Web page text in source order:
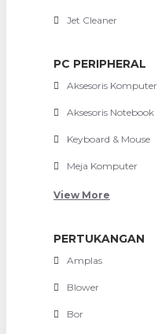
Jet Cleaner
PC PERIPHERAL
Aksesoris Komputer
Aksesoris Notebook
Keyboard & Mouse
Meja Komputer
View More
PERTUKANGAN
Amplas
Blower
Bor